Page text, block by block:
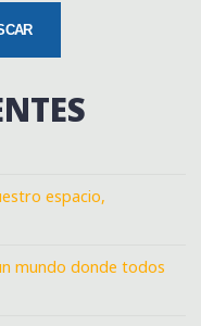
espacio,
mundo donde todos